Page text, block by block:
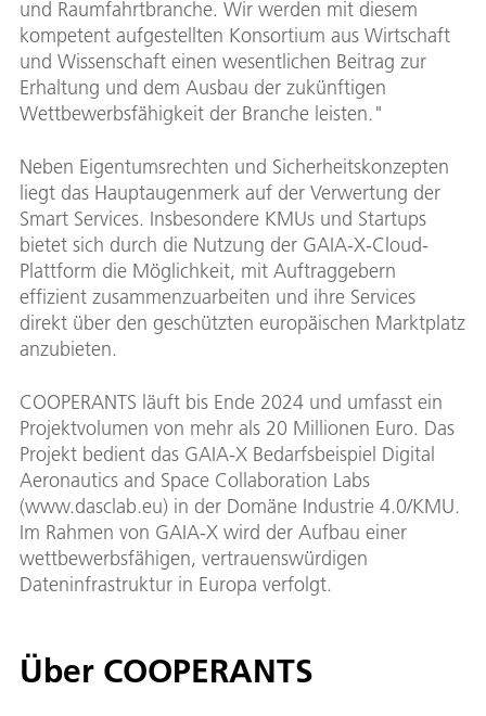
und Raumfahrtbranche. Wir werden mit diesem
kompetent aufgestellten Konsortium aus Wirtschaft
und Wissenschaft einen wesentlichen Beitrag zur
Erhaltung und dem Ausbau der zukünftigen
Wettbewerbsfähigkeit der Branche leisten."
Neben Eigentumsrechten und Sicherheitskonzepten
liegt das Hauptaugenmerk auf der Verwertung der
Smart Services. Insbesondere KMUs und Startups
bietet sich durch die Nutzung der GAIA-X-Cloud-
Plattform die Möglichkeit, mit Auftraggebern
effizient zusammenzuarbeiten und ihre Services
direkt über den geschützten europäischen Marktplatz
anzubieten.
COOPERANTS läuft bis Ende 2024 und umfasst ein
Projektvolumen von mehr als 20 Millionen Euro. Das
Projekt bedient das GAIA-X Bedarfsbeispiel Digital
Aeronautics and Space Collaboration Labs
(www.dasclab.eu) in der Domäne Industrie 4.0/KMU.
Im Rahmen von GAIA-X wird der Aufbau einer
wettbewerbsfähigen, vertrauenswürdigen
Dateninfrastruktur in Europa verfolgt.
Über COOPERANTS